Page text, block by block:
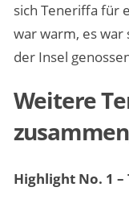
sich Teneriffa für
war warm, es war
der Insel
Weitere
Highlight No. 1